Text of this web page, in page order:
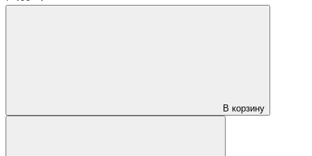
В корзину